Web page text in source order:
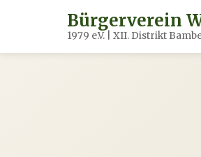
Bürgerverein
1979 e.V. | XII. Distrikt